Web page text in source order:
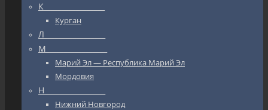
К_________________
Курган
Л_________________
М_________________
Марий Эл — Республика Марий Эл
Мордовия
Н_________________
Нижний Новгород